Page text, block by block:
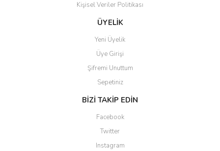
Gönder
Kişisel Veriler Politikası
ÜYELİK
Yeni Üyelik
Üye Girişi
Şifremi Unuttum
Sepetiniz
BİZİ TAKİP EDİN
Facebook
Twitter
Instagram